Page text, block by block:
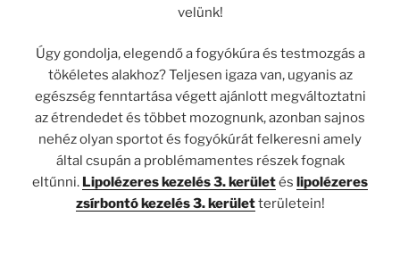
velünk!
Úgy gondolja, elegendő a fogyókúra és testmozgás a
tökéletes alakhoz? Teljesen igaza van, ugyanis az
egészség fenntartása végett ajánlott megváltoztatni
az étrendedet és többet mozognunk, azonban sajnos
nehéz olyan sportot és fogyókúrát felkeresni amely
által csupán a problémamentes részek fognak
eltűnni. Lipolézeres kezelés 3. kerületés lipolézeres
zsírbontó kezelés 3. kerületterületein!